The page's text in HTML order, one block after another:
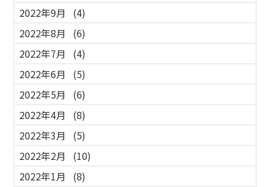
2022年9月
(4)
2022年8月
(6)
2022年7月
(4)
2022年6月
(5)
2022年5月
(6)
2022年4月
(8)
2022年3月
(5)
2022年2月
(10)
2022年1月
(8)